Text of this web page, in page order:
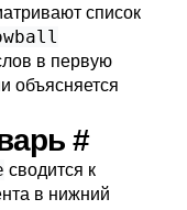
список
в первую
объясняется
#
сводится к
в нижний